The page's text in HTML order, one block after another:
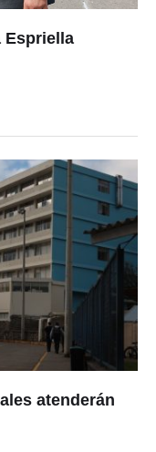
Espriella
atenderán